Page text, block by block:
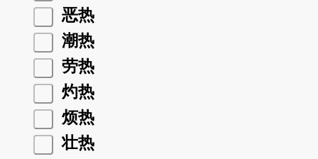
恶热
潮热
劳热
灼热
烦热
壮热